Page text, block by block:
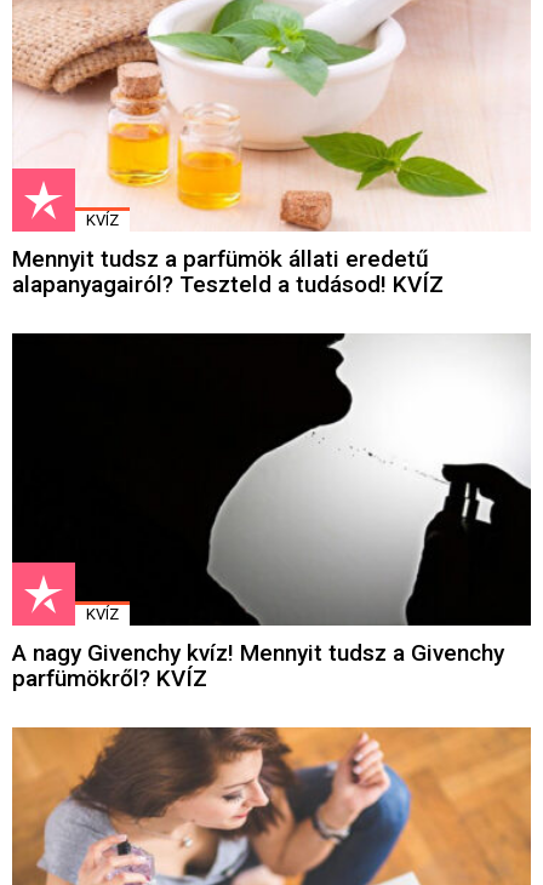
KVÍZ
Mennyit tudsz a parfümök állati eredetű
alapanyagairól? Teszteld a tudásod! KVÍZ
KVÍZ
A nagy Givenchy kvíz! Mennyit tudsz a Givenchy
parfümökről? KVÍZ